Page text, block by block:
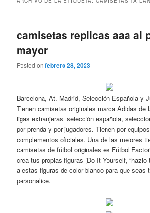
camisetas replicas aaa al
mayor
Posted onfebrero 28, 2023
Barcelona, At. Madrid, Selección Española y
Tienen camisetas originales marca Adidas de
ligas extranjeras, selección española,
por prenda y por jugadores. Tienen por
complementos oficiales. Una de las mejores
camisetas de fútbol originales es Fútbol
crea tus propias figuras (Do It Yourself, “hazlo
a estas figuras de color blanco para que seas
personalice.